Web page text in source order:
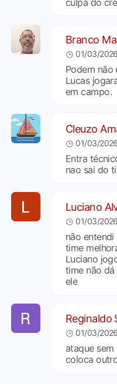
Branco
01/03/
Podem não
Lucas
em campo.
Cleuzo
01/03/
Entra
nao sai do
Luciano
01/03/
não
time
Luciano
time não
ele
Reginaldo
01/03/
ataque
coloca